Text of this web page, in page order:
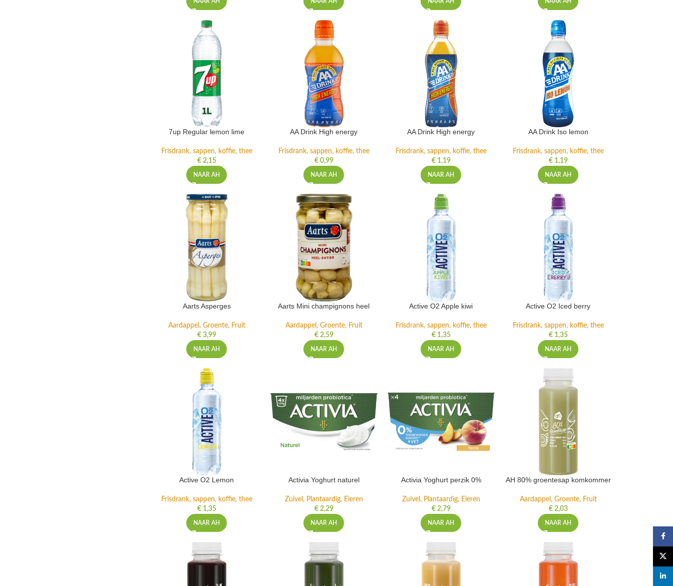
7up Regular lemon lime
Frisdrank, sappen, koffie, thee
€2,15
NAAR AH
AA Drink High energy
Frisdrank, sappen, koffie, thee
€0,99
NAAR AH
AA Drink High energy
Frisdrank, sappen, koffie, thee
€1,19
NAAR AH
AA Drink Iso lemon
Frisdrank, sappen, koffie, thee
€1,19
NAAR AH
Aarts Asperges
Aardappel, Groente, Fruit
€3,99
NAAR AH
Aarts Mini champignons heel
Aardappel, Groente, Fruit
€2,59
NAAR AH
Active O2 Apple kiwi
Frisdrank, sappen, koffie, thee
€1,35
NAAR AH
Active O2 Iced berry
Frisdrank, sappen, koffie, thee
€1,35
NAAR AH
Active O2 Lemon
Frisdrank, sappen, koffie, thee
€1,35
NAAR AH
Activia Yoghurt naturel
Zuivel, Plantaardig, Eieren
€2,29
NAAR AH
Activia Yoghurt perzik 0%
Zuivel, Plantaardig, Eieren
€2,79
NAAR AH
AH 80% groentesap komkommer
Aardappel, Groente, Fruit
€2,03
NAAR AH